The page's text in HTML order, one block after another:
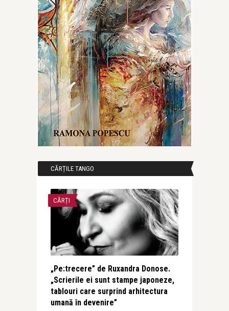
CĂRȚILE TANGO
CĂRȚI
„Pe:trecere” de Ruxandra Donose.
„Scrierile ei sunt stampe japoneze,
tablouri care surprind arhitectura
umană în devenire”